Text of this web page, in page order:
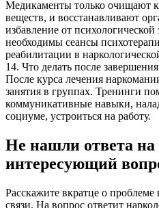
Медикаменты только очищают
веществ, и восстанавливают
избавление от
необходимы сеансы
реабилитации в
14. Что делать после
После курса лечения
занятия в группах. Тренинги
коммуникативные навыки,
социуме, устроиться на работу.
Не нашли ответа на
интересующий
Расскажите вкратце о
связи. На вопрос ответит